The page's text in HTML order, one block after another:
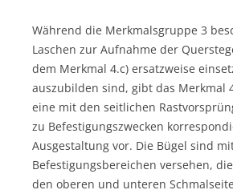
Während die Merkmalsgruppe 3
Laschen zur Aufnahme der
dem Merkmal 4.c) ersatzweise
auszubilden sind, gibt das Merkmal
eine mit den seitlichen
zu Befestigungszwecken
Ausgestaltung vor. Die Bügel sind
Befestigungsbereichen versehen,
den oberen und unteren